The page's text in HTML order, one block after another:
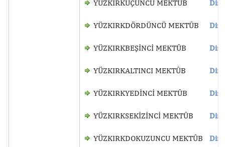
YÜZKIRKÜÇÜNCÜ MEKTÛB
YÜZKIRKDÖRDÜNCÜ MEKTÛB
YÜZKIRKBEŞİNCİ MEKTÛB
YÜZKIRKALTINCI MEKTÛB
YÜZKIRKYEDİNCİ MEKTÛB
YÜZKIRKSEKİZİNCİ MEKTÛB
YÜZKIRKDOKUZUNCU MEKTÛB